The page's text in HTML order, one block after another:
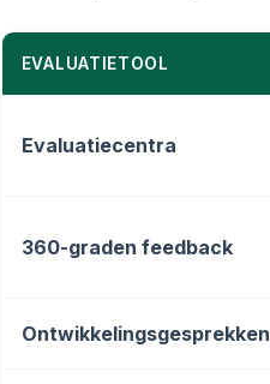
EVALUATIETOOL
Evaluatiecentra
360-graden feedback
Ontwikkelingsgesprekken